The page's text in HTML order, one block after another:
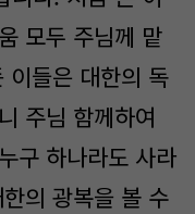
모두 주님께 맡
이들은 대한의 독
주님 함께하여
구 하나라도 사라
의 광복을 볼 수